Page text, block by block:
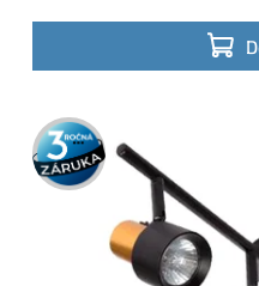
3 roky
záruka